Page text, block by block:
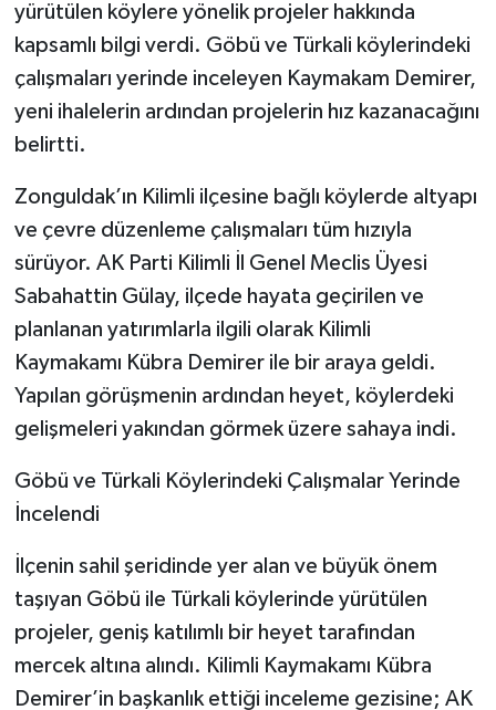
yürütülen köylere yönelik projeler hakkında
kapsamlı bilgi verdi. Göbü ve Türkali köylerindeki
çalışmaları yerinde inceleyen Kaymakam Demirer,
yeni ihalelerin ardından projelerin hız kazanacağını
belirtti.
​Zonguldak’ın Kilimli ilçesine bağlı köylerde altyapı
ve çevre düzenleme çalışmaları tüm hızıyla
sürüyor. AK Parti Kilimli İl Genel Meclis Üyesi
Sabahattin Gülay, ilçede hayata geçirilen ve
planlanan yatırımlarla ilgili olarak Kilimli
Kaymakamı Kübra Demirer ile bir araya geldi.
Yapılan görüşmenin ardından heyet, köylerdeki
gelişmeleri yakından görmek üzere sahaya indi.
​Göbü ve Türkali Köylerindeki Çalışmalar Yerinde
İncelendi
​İlçenin sahil şeridinde yer alan ve büyük önem
taşıyan Göbü ile Türkali köylerinde yürütülen
projeler, geniş katılımlı bir heyet tarafından
mercek altına alındı. Kilimli Kaymakamı Kübra
Demirer’in başkanlık ettiği inceleme gezisine; AK